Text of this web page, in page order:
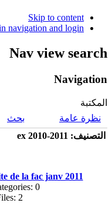
Skip to content
navigation and login
Nav view search
Navigation
المكتبة
نظرة عامة
بحث
التصنيف: ex 2010-2011
de la fac janv 2011
0
2